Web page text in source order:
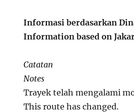
Informasi berdasarkan
Information based on
Catatan
Notes
Trayek telah mengalami
This route has changed.